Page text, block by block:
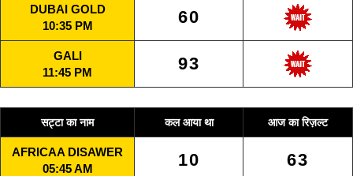
DUBAI GOLD
10:35 PM
60
GALI
11:45 PM
93
सट्टा का नाम कल आया था आज का रिज़ल्ट
AFRICAA DISAWER
05:45 AM
10 63